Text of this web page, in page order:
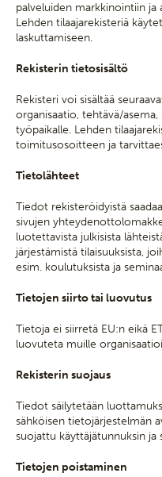
palveluiden markkinointiin ja
Lehden tilaajarekisteriä
laskuttamiseen.
Rekisterin tietosisältö
Rekisteri voi sisältää
organisaatio, tehtävä/
työpaikalle. Lehden
toimitusosoitteen ja
Tietolähteet
Tiedot rekisteröidyistä
sivujen
luotettavista julkisista
järjestämistä tilaisuuksista,
esim. koulutuksista ja
Tietojen siirto tai luovutus
Tietoja ei siirretä EU:n eikä
luovuteta muille
Rekisterin suojaus
Tiedot säilytetään
sähköisen tietojärjestelmän
suojattu käyttäjätunnuksin ja
Tietojen poistaminen